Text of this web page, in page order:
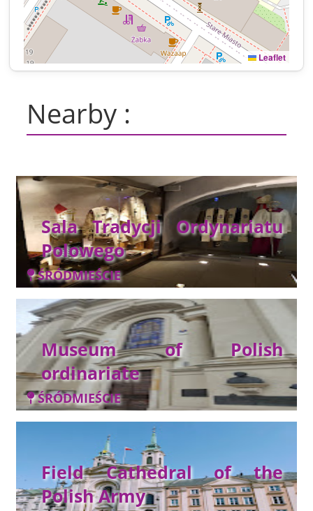
Leaflet
Nearby :
Sala Tradycji Ordynariatu
Polowego
ŚRÓDMIEŚCIE
Museum of Polish
ordinariate
ŚRÓDMIEŚCIE
Field Cathedral of the
Polish Army